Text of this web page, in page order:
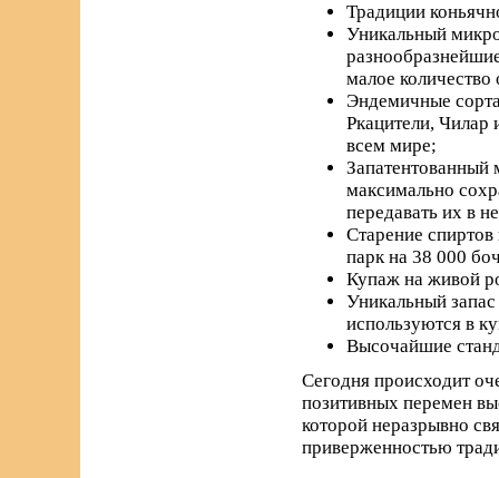
Традиции
Уникальный
малое количество
Эндемичные
Ркацители,
всем мире;
Запатентованный
максимально
передавать их в
Старение
парк на 38 000
Купаж на живой
Уникальный
используются в
Высочайшие
Сегодня происходит
позитивных перемен
которой неразрывно
приверженностью